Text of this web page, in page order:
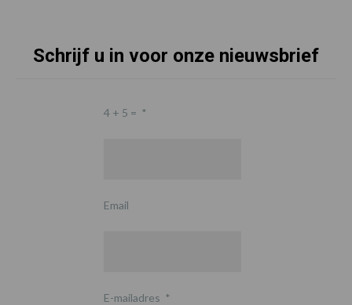
Schrijf u in voor onze nieuwsbrief
4 + 5 = *
Email
E-mailadres *